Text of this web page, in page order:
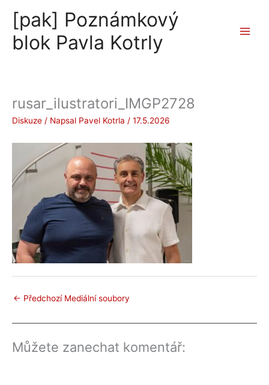
obsah
[pak] Poznámkový
blok Pavla Kotrly
rusar_ilustratori_IMGP2728
Diskuze / Napsal Pavel Kotrla / 17.5.2026
← Předchozí Mediální soubory
Můžete zanechat komentář: